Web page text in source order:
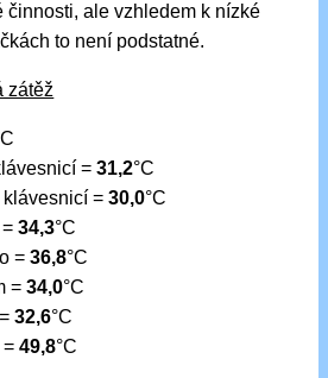
činnosti, ale vzhledem k nízké
to není podstatné.
zátěž
=31,2°C
klávesnicí =30,0°C
=34,3°C
=36,8°C
=34,0°C
=32,6°C
=49,8°C